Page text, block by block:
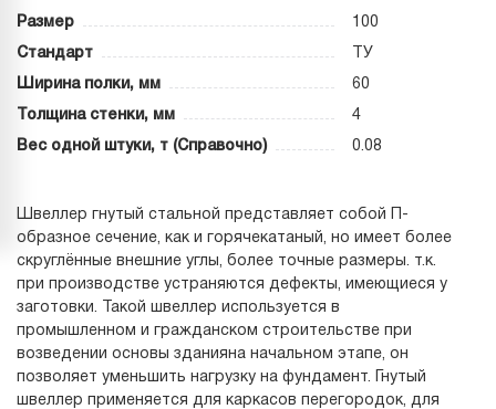
Размер 100
Стандарт ТУ
Ширина полки, мм 60
Толщина стенки, мм 4
Вес одной штуки, т (Справочно) 0.08
Швеллер гнутый стальной представляет собой П-
образное сечение, как и горячекатаный, но имеет более
скруглённые внешние углы, более точные размеры. т.к.
при производстве устраняются дефекты, имеющиеся у
заготовки. Такой швеллер используется в
промышленном и гражданском строительстве при
возведении основы зданияна начальном этапе, он
позволяет уменьшить нагрузку на фундамент. Гнутый
швеллер применяется для каркасов перегородок, для